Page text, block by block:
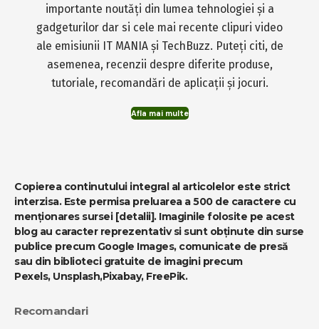
importante noutăți din lumea tehnologiei și a
gadgeturilor dar si cele mai recente clipuri video
ale emisiunii IT MANIA și TechBuzz. Puteți citi, de
asemenea, recenzii despre diferite produse,
tutoriale, recomandări de aplicații și jocuri.
Afla mai multe
Copierea continutului integral al articolelor este strict
interzisa. Este permisa preluarea a 500 de caractere cu
menționares sursei [detalii]. Imaginile folosite pe acest
blog au caracter reprezentativ si sunt obținute din surse
publice precum Google Images, comunicate de presă
sau din biblioteci gratuite de imagini precum
Pexels, Unsplash,Pixabay, FreePik.
Recomandari